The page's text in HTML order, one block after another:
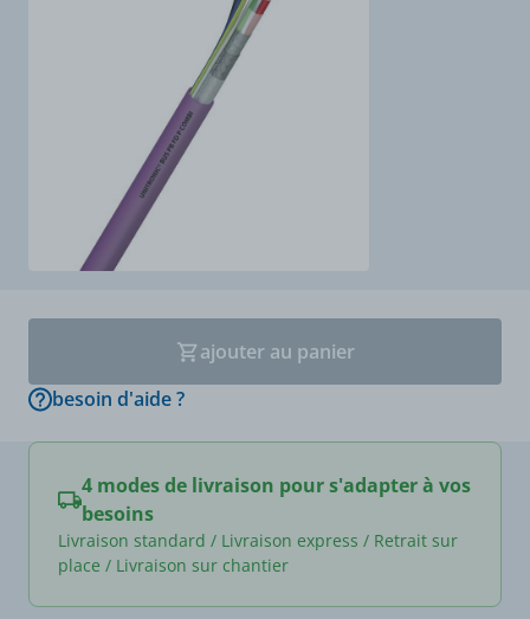
ajouter au panier
besoin d'aide ?
4 modes de livraison pour s'adapter à vos
besoins
Livraison standard / Livraison express / Retrait sur
place / Livraison sur chantier